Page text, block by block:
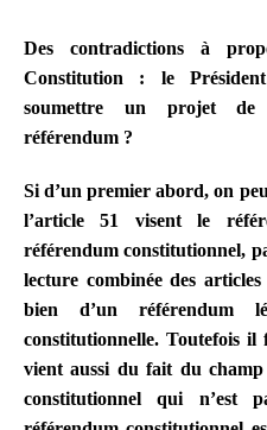
Des contradictions à
Constitution : le
soumettre un projet de
référendum ?
Si d’un premier abord, on
l’article 51 visent le
référendum constitutionnel,
lecture combinée des
bien d’un référendum
constitutionnelle. Toutefois il
vient aussi du fait du
constitutionnel qui n’est